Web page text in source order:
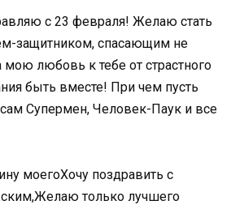
с 23 февраля! Желаю стать
защитником, спасающим не
мою любовь к тебе от страстного
быть вместе! При чем пусть
сам Супермен, Человек-Паук и все
моегоХочу поздравить с
только лучшего